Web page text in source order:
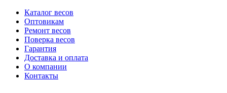
Каталог весов
Оптовикам
Ремонт весов
Поверка весов
Гарантия
Доставка и оплата
О компании
Контакты